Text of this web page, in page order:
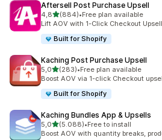
Aftersell Post Purchase Upsell
4,8de 5 estrelas
(884)
884 total de avaliações
•Free plan available
Lift AOV with 1-Click Checkout
Built for Shopify
Kaching Post Purchase Upsell
5,0de 5 estrelas
(283)
283 total de avaliações
•Free plan available
Boost AOV via 1-click Checkout
Built for Shopify
Kaching Bundles App & Upsells
5,0de 5 estrelas
(5.088)
5088 total de avaliações
•Free to install
Boost AOV with quantity breaks,